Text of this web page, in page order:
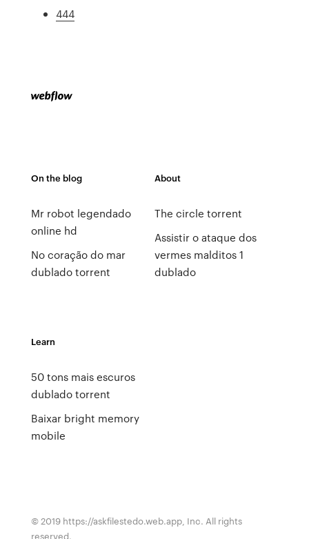
444
On the blog
Mr robot legendado
online hd
No coração do mar
dublado torrent
About
The circle torrent
Assistir o ataque dos
vermes malditos 1
dublado
Learn
50 tons mais escuros
dublado torrent
Baixar bright memory
mobile
© 2019 https://askfilestedo.web.app, Inc. All rights
reserved.